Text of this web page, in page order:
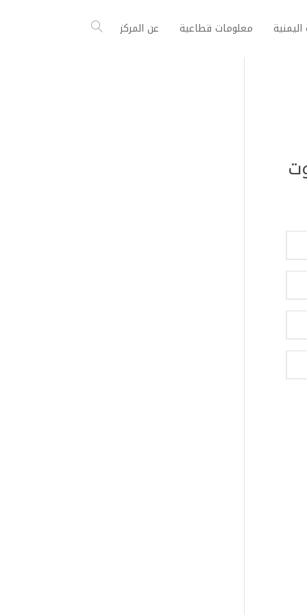
معلومات قطاعية عن المركز